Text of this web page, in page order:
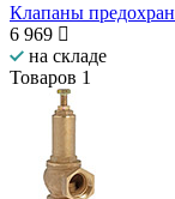
Клапаны
6 969
на складе
Товаров 1